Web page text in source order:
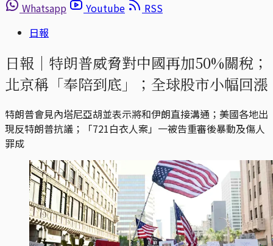
Whatsapp
Youtube
RSS
日報
日報｜特朗普威脅對中國再加50%關稅；
北京稱「奉陪到底」；全球股市小幅回漲
特朗普會見內塔尼亞胡並表示將和伊朗直接溝通；美國各地出
現反特朗普抗議；「721白衣人案」一被告重審後暴動及傷人
罪成